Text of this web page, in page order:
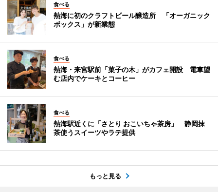
食べる
熱海に初のクラフトビール醸造所 「オーガニック
ボックス」が新業態
食べる
熱海・来宮駅前「菓子の木」がカフェ開設 電車望
む店内でケーキとコーヒー
食べる
熱海駅近くに「さとり おこいちゃ茶房」 静岡抹
茶使うスイーツやラテ提供
もっと見る